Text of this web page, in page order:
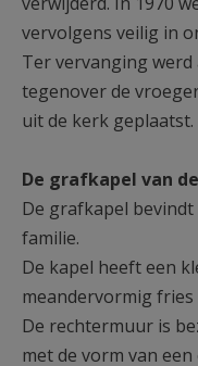
vervolgens veilig in
Ter vervanging
tegenover de
uit de kerk geplaatst.
De grafkapel van
De grafkapel
familie.
De kapel heeft een
meandervormig
De rechtermuur is
met de vorm van